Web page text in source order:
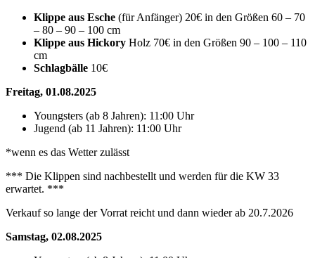
Klippe aus Esche (für Anfänger) 20€ in den Größen 60 – 70
– 80 – 90 – 100 cm
Klippe aus Hickory Holz 70€ in den Größen 90 – 100 – 110
cm
Schlagbälle 10€
Freitag, 01.08.2025
Youngsters (ab 8 Jahren): 11:00 Uhr
Jugend (ab 11 Jahren): 11:00 Uhr
*wenn es das Wetter zulässt
*** Die Klippen sind nachbestellt und werden für die KW 33
erwartet. ***
Verkauf so lange der Vorrat reicht und dann wieder ab 20.7.2026
Samstag, 02.08.2025